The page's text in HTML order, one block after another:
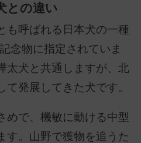
との違い
も呼ばれる日本犬の一種
念物に指定されていま
太犬と共通しますが、北
発展してきた犬です。
めで、機敏に動ける中型
す。山野で獲物を追うた